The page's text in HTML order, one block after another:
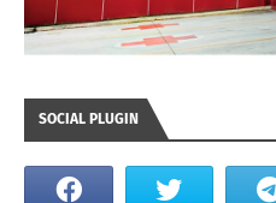
SOCIAL PLUGIN